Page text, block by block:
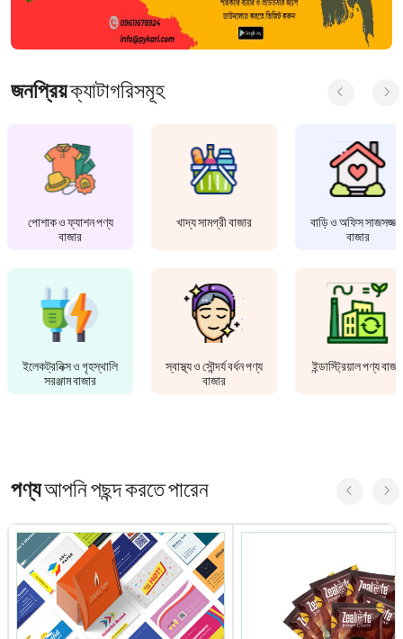
জনপ্রিয়ক্যাটাগরিসমূহ
পোশাক ও ফ্যাশন পণ্য
বাজার
ইলেকট্রনিক্স ও গৃহস্থালি
সরঞ্জাম বাজার
খাদ্য সামগ্রী বাজার
স্বাস্থ্য ও সৌন্দর্য বর্ধন পণ্য
বাজার
বাড়ি ও অফিস
বাজার
ইন্ডাস্ট্রিয়াল পণ্য
পণ্যআপনি পছন্দ করতে পারেন